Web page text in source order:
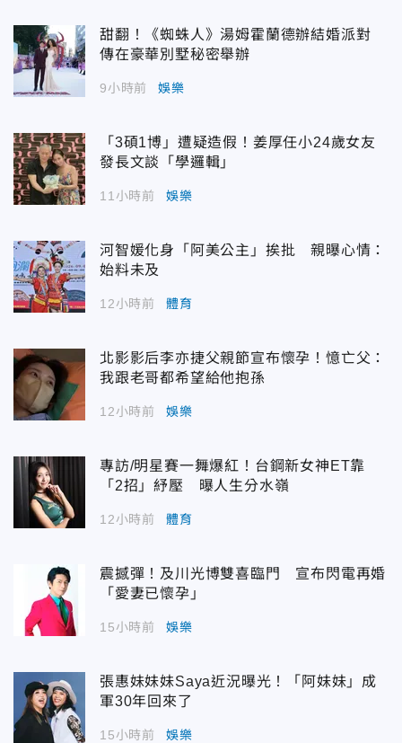
甜翻！《蜘蛛人》湯姆霍蘭德辦結婚派對
傳在豪華別墅秘密舉辦
9小時前 娛樂
「3碩1博」遭疑造假！姜厚任小24歲女友
發長文談「學邏輯」
11小時前 娛樂
河智媛化身「阿美公主」挨批 親曝心情：
始料未及
12小時前 體育
北影影后李亦捷父親節宣布懷孕！憶亡父：
我跟老哥都希望給他抱孫
12小時前 娛樂
專訪/明星賽一舞爆紅！台鋼新女神ET靠
「2招」紓壓 曝人生分水嶺
12小時前 體育
震撼彈！及川光博雙喜臨門 宣布閃電再婚
「愛妻已懷孕」
15小時前 娛樂
張惠妹妹妹Saya近況曝光！「阿妹妹」成
軍30年回來了
15小時前 娛樂